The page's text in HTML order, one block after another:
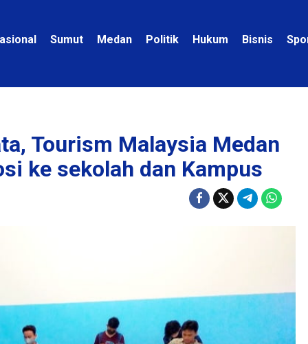
Sumut Medan Politik Hukum Bisnis
Tourism Malaysia Medan
ke sekolah dan Kampus